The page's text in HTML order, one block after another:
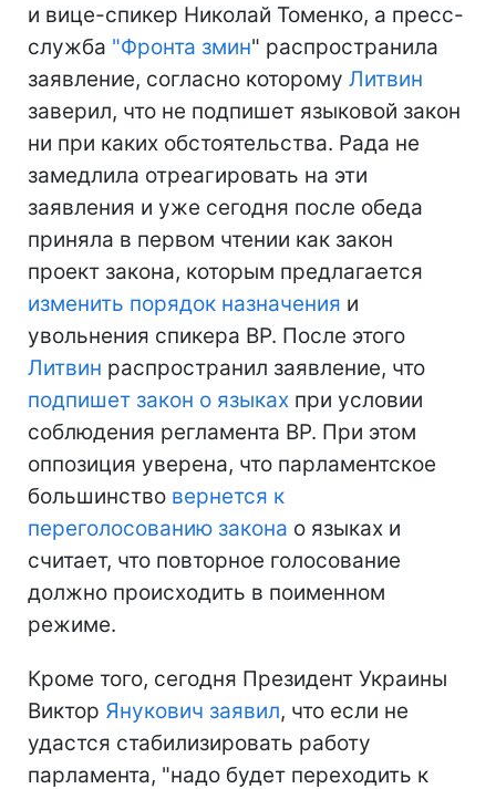
и вице-спикер Николай Томенко, а пресс-
служба "Фронта змин" распространила
заявление, согласно которому Литвин
заверил, что не подпишет языковой закон
ни при каких обстоятельства. Рада не
замедлила отреагировать на эти
заявления и уже сегодня после обеда
приняла в первом чтении как закон
проект закона, которым предлагается
изменить порядок назначения и
увольнения спикера ВР. После этого
Литвин распространил заявление, что
подпишет закон о языках при условии
соблюдения регламента ВР. При этом
оппозиция уверена, что парламентское
большинство вернется к
переголосованию закона о языках и
считает, что повторное голосование
должно происходить в поименном
режиме.
Кроме того, сегодня Президент Украины
Виктор Янукович заявил, что если не
удастся стабилизировать работу
парламента, "надо будет переходить к